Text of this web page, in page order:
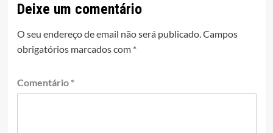
Deixe um comentário
O seu endereço de email não será publicado.Campos
obrigatórios marcados com *
Comentário *